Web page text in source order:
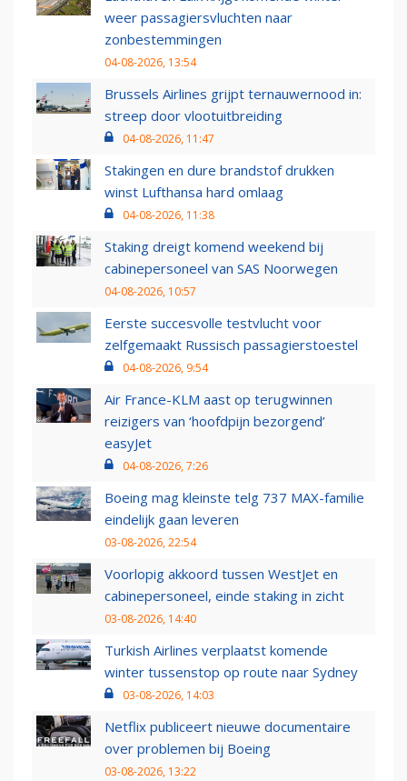
weer passagiersvluchten naar
zonbestemmingen
04-08-2026, 13:54
Brussels Airlines grijpt ternauwernood in:
streep door vlootuitbreiding
04-08-2026, 11:47
Stakingen en dure brandstof drukken
winst Lufthansa hard omlaag
04-08-2026, 11:38
Staking dreigt komend weekend bij
cabinepersoneel van SAS Noorwegen
04-08-2026, 10:57
Eerste succesvolle testvlucht voor
zelfgemaakt Russisch passagierstoestel
04-08-2026, 9:54
Air France-KLM aast op terugwinnen
reizigers van ‘hoofdpijn bezorgend’
easyJet
04-08-2026, 7:26
Boeing mag kleinste telg 737 MAX-familie
eindelijk gaan leveren
03-08-2026, 22:54
Voorlopig akkoord tussen WestJet en
cabinepersoneel, einde staking in zicht
03-08-2026, 14:40
Turkish Airlines verplaatst komende
winter tussenstop op route naar Sydney
03-08-2026, 14:03
Netflix publiceert nieuwe documentaire
over problemen bij Boeing
03-08-2026, 13:22